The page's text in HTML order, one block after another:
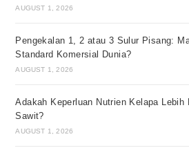
AUGUST 1, 2026
Pengekalan 1, 2 atau 3 Sulur Pisang:
Standard Komersial Dunia?
AUGUST 1, 2026
Adakah Keperluan Nutrien Kelapa Lebih
Sawit?
AUGUST 1, 2026